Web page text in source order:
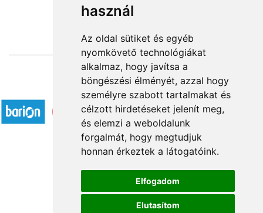
használ
Az oldal sütiket és egyéb
nyomkövető technológiákat
alkalmaz, hogy javítsa a
böngészési élményét, azzal hogy
személyre szabott tartalmakat és
célzott hirdetéseket jelenít meg,
és elemzi a weboldalunk
forgalmát, hogy megtudjuk
honnan érkeztek a látogatóink.
Elfogadom
Elutasítom
30 400 Ft-tól
Elfogadott fizetési módok
Á.SZ.F.
Impresszum
Adatkezelési tájékoztató